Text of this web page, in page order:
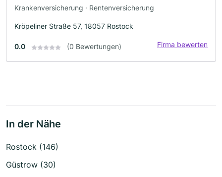
Krankenversicherung · Rentenversicherung
Kröpeliner Straße 57, 18057 Rostock
0.0 (0 Bewertungen) Firma bewerten
In der Nähe
Rostock (146)
Güstrow (30)